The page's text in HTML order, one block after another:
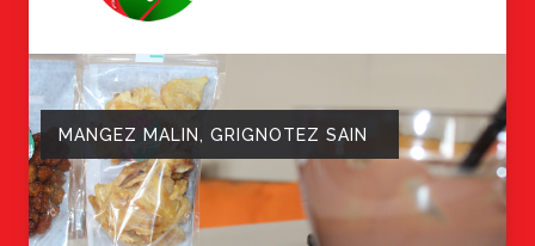
MANGEZ MALIN, GRIGNOTEZ SAIN